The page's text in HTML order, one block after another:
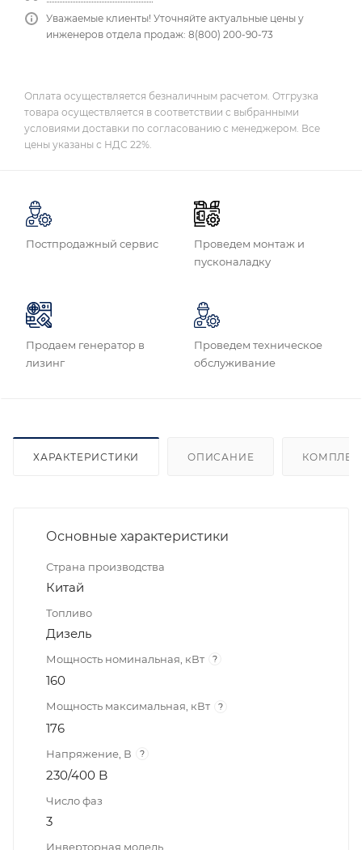
Уважаемые клиенты! Уточняйте актуальные цены у
инженеров отдела продаж: 8(800) 200-90-73
Оплата осуществляется безналичным расчетом. Отгрузка
товара осуществляется в соответствии с выбранными
условиями доставки по согласованию с менеджером. Все
цены указаны с НДС 22%.
Постпродажный сервис
Проведем монтаж и
пусконаладку
Продаем генератор в
лизинг
Проведем техническое
обслуживание
ХАРАКТЕРИСТИКИ ОПИСАНИЕ
Основные характеристики
Страна производства
Китай
Топливо
Дизель
Мощность номинальная, кВт ?
160
Мощность максимальная, кВт ?
176
Напряжение, В ?
230/400 B
Число фаз
3
Инверторная модель